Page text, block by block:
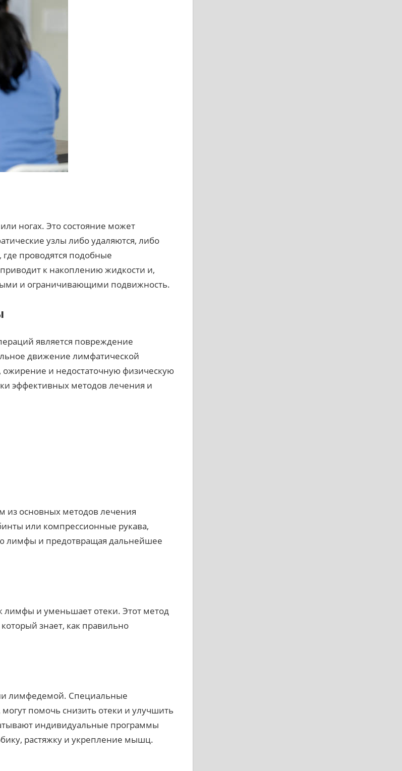
ногах. Это состояние может
узлы либо удаляются, либо
проводятся подобные
к накоплению жидкости и,
и ограничивающими подвижность.
является повреждение
движение лимфатической
и недостаточную физическую
эффективных методов лечения и
из основных методов лечения
или компрессионные рукава,
лимфы и предотвращая дальнейшее
лимфы и уменьшает отеки. Этот метод
знает, как правильно
лимфедемой. Специальные
помочь снизить отеки и улучшить
индивидуальные программы
растяжку и укрепление мышц.